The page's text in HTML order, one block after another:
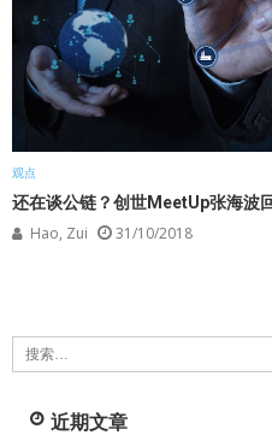
观点
还在谈公链？创世MeetUp张海波
Hao, Zui 31/10/2018
搜
索：
近期文章